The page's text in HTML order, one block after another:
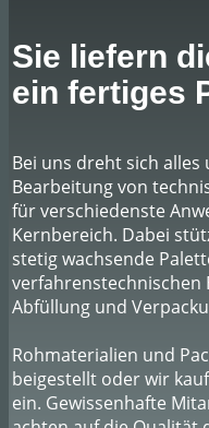
Sie liefern
ein fertiges
Bei uns dreht sich
Bearbeitung von
für verschiedenste
Kernbereich. Dabei
stetig wachsende
verfahrenstechnischen
Abfüllung und
Rohmaterialien und
beigestellt oder wir
ein. Gewissenhafte